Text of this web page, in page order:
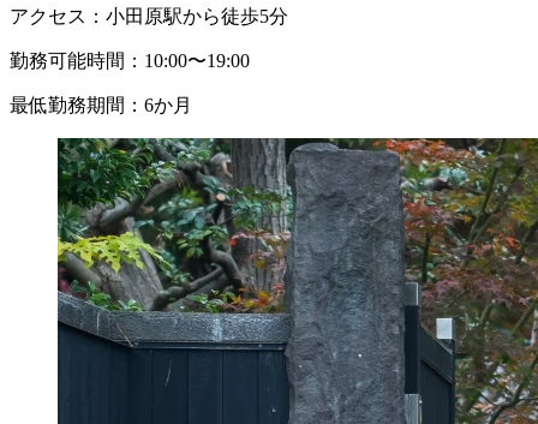
アクセス： 小田原駅から徒歩5分
勤務可能時間： 10:00〜19:00
最低勤務期間： 6か月